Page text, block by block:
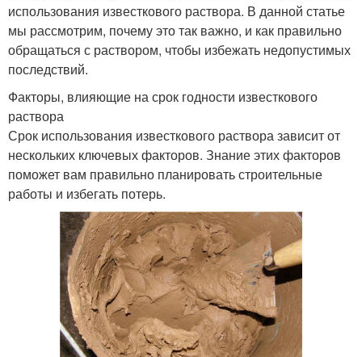
использования известкового раствора. В данной статье
мы рассмотрим, почему это так важно, и как правильно
обращаться с раствором, чтобы избежать недопустимых
последствий.
Факторы, влияющие на срок годности известкового
раствора
Срок использования известкового раствора зависит от
нескольких ключевых факторов. Знание этих факторов
поможет вам правильно планировать строительные
работы и избегать потерь.